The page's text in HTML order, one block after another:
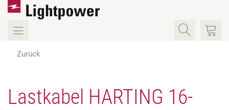
Zurück
Lastkabel HARTING 16-